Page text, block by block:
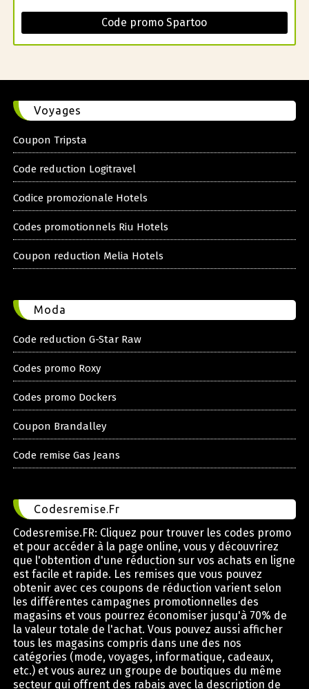
Code promo Spartoo
Voyages
Coupon Tripsta
Code reduction Logitravel
Codice promozionale Hotels
Codes promotionnels Riu Hotels
Coupon reduction Melia Hotels
Moda
Code reduction G-Star Raw
Codes promo Roxy
Codes promo Dockers
Coupon Brandalley
Code remise Gas Jeans
Codesremise.Fr
Codesremise.FR: Cliquez pour trouver les codes promo
et pour accéder à la page online, vous y découvrirez
que l'obtention d'une réduction sur vos achats en ligne
est facile et rapide. Les remises que vous pouvez
obtenir avec ces coupons de réduction varient selon
les différentes campagnes promotionnelles des
magasins et vous pourrez économiser jusqu'à 70% de
la valeur totale de l'achat. Vous pouvez aussi afficher
tous les magasins compris dans une des nos
catégories (mode, voyages, informatique, cadeaux,
etc.) et vous aurez un groupe de boutiques du même
secteur qui offrent des rabais avec la description de